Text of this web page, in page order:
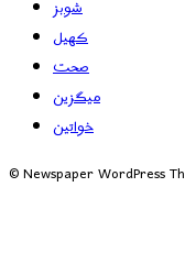
شوبز
کھیل
صحت
میگزین
خواتین
© Newspaper WordPress